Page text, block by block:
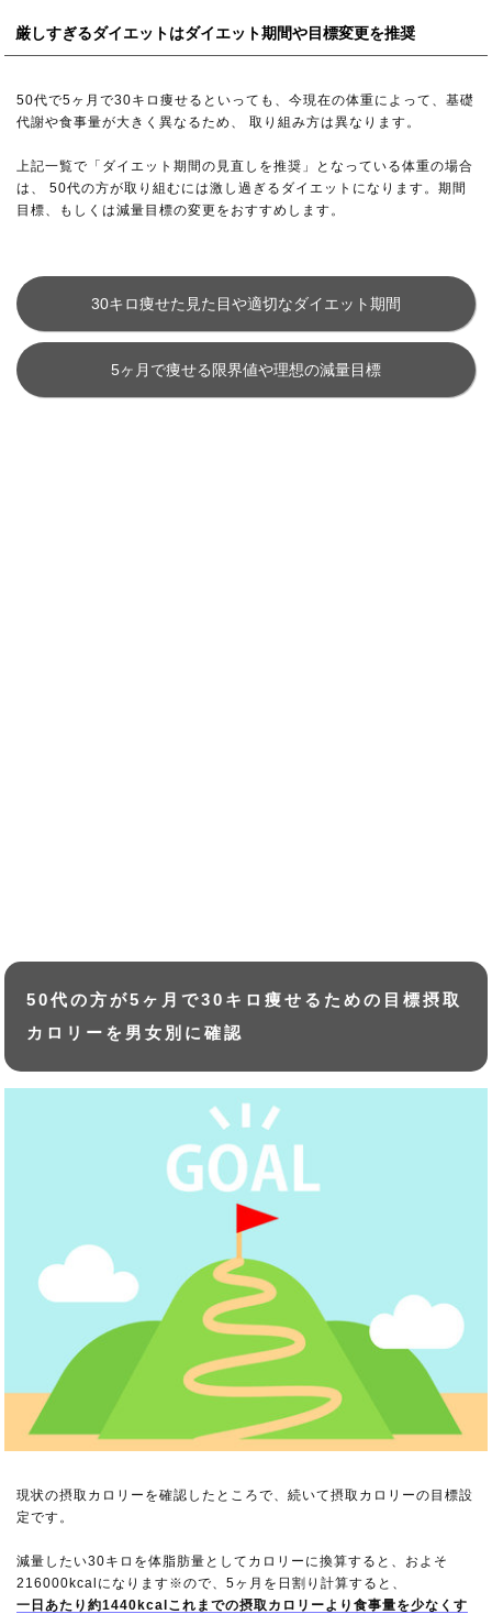
厳しすぎるダイエットはダイエット期間や目標変更を推奨
50代で5ヶ月で30キロ痩せるといっても、今現在の体重によって、基礎
代謝や食事量が大きく異なるため、 取り組み方は異なります。
上記一覧で「ダイエット期間の見直しを推奨」となっている体重の場合
は、 50代の方が取り組むには激し過ぎるダイエットになります。期間
目標、もしくは減量目標の変更をおすすめします。
30キロ痩せた見た目や適切なダイエット期間
5ヶ月で痩せる限界値や理想の減量目標
50代の方が5ヶ月で30キロ痩せるための目標摂取
カロリーを男女別に確認
現状の摂取カロリーを確認したところで、続いて摂取カロリーの目標設
定です。
減量したい30キロを体脂肪量としてカロリーに換算すると、およそ
216000kcalになります※ので、5ヶ月を日割り計算すると、
一日あたり約1440kcalこれまでの摂取カロリーより食事量を少なくす